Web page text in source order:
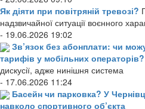
Як діяти при повітряній тревозі?
надзвичайної ситуації воєнного
- 19.06.2026 19:02
Зв’язок без абонплати: чи
тарифів у мобільних операторів?
дискусії, адже нинішня система
- 17.06.2026 11:24
Басейн чи парковка? У
навколо спортивного об’єкта